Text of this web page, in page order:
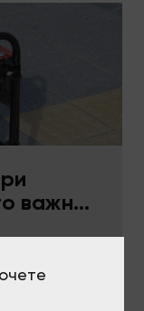
важно